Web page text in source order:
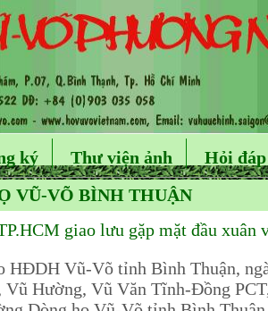
ký Thư viện ảnh Hỏi đáp
VŨ-VÕ BÌNH THUẬN
giao lưu gặp mặt đầu
HĐDH Vũ-Võ tỉnh Bình Thuận,
Hường, Vũ Văn Tĩnh-Đồng